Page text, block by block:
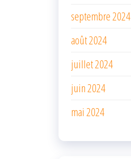
septembre 2024
août 2024
juillet 2024
juin 2024
mai 2024